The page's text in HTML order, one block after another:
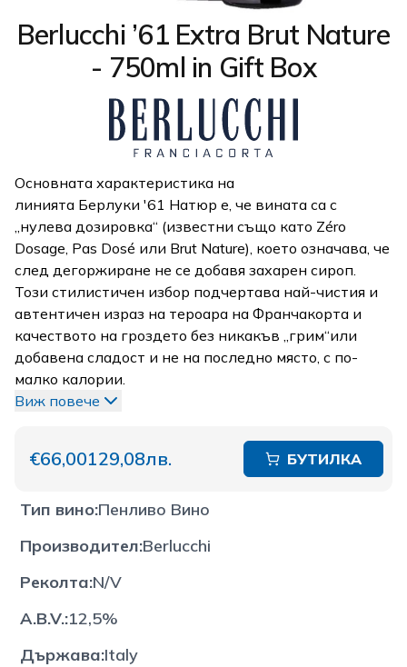
Berlucchi ’61 Extra Brut Nature
- 750ml in Gift Box
Основната характеристика на
линията Берлуки '61 Натюр е, че вината са с
„нулева дозировка“ (известни също като Zéro
Dosage, Pas Dosé или Brut Nature), което означава, че
след дегоржиране не се добавя захарен сироп.
Този стилистичен избор подчертава най-чистия и
автентичен израз на тероара на Франчакорта и
качеството на гроздето без никакъв „грим“или
добавена сладост и не на последно място, с по-
малко калории.
Виж повече
€66,00129,08лв. БУТИЛКА
Тип вино:Пенливо Вино
Производител:Berlucchi
Реколта:N/V
A.B.V.:12,5%
Държава:Italy